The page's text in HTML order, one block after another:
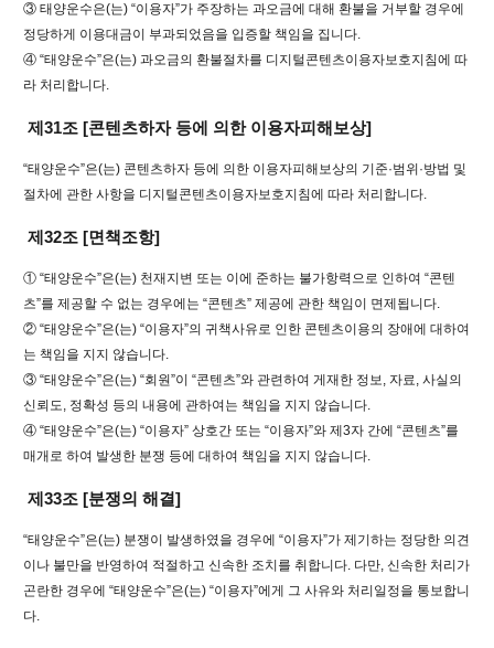
③ 태양운수은(는) “이용자”가 주장하는 과오금에 대해 환불을 거부할 경우에
정당하게 이용대금이 부과되었음을 입증할 책임을 집니다.
④ “태양운수”은(는) 과오금의 환불절차를 디지털콘텐츠이용자보호지침에 따
라 처리합니다.
제31조 [콘텐츠하자 등에 의한 이용자피해보상]
“태양운수”은(는) 콘텐츠하자 등에 의한 이용자피해보상의 기준·범위·방법 및
절차에 관한 사항을 디지털콘텐츠이용자보호지침에 따라 처리합니다.
제32조 [면책조항]
① “태양운수”은(는) 천재지변 또는 이에 준하는 불가항력으로 인하여 “콘텐
츠”를 제공할 수 없는 경우에는 “콘텐츠” 제공에 관한 책임이 면제됩니다.
② “태양운수”은(는) “이용자”의 귀책사유로 인한 콘텐츠이용의 장애에 대하여
는 책임을 지지 않습니다.
③ “태양운수”은(는) “회원”이 “콘텐츠”와 관련하여 게재한 정보, 자료, 사실의
신뢰도, 정확성 등의 내용에 관하여는 책임을 지지 않습니다.
④ “태양운수”은(는) “이용자” 상호간 또는 “이용자”와 제3자 간에 “콘텐츠”를
매개로 하여 발생한 분쟁 등에 대하여 책임을 지지 않습니다.
제33조 [분쟁의 해결]
“태양운수”은(는) 분쟁이 발생하였을 경우에 “이용자”가 제기하는 정당한 의견
이나 불만을 반영하여 적절하고 신속한 조치를 취합니다. 다만, 신속한 처리가
곤란한 경우에 “태양운수”은(는) “이용자”에게 그 사유와 처리일정을 통보합니
다.